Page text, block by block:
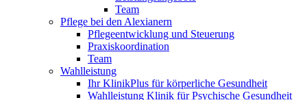
Team
Pflege bei den Alexianern
Pflegeentwicklung und Steuerung
Praxiskoordination
Team
Wahlleistung
Ihr KlinikPlus für körperliche Gesundheit
Wahlleistung Klinik für Psychische Gesundheit